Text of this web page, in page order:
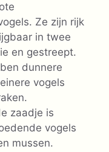
Ze zijn rijk
in twee
en gestreept.
dunnere
vogels
zaadje is
vogels
mussen.